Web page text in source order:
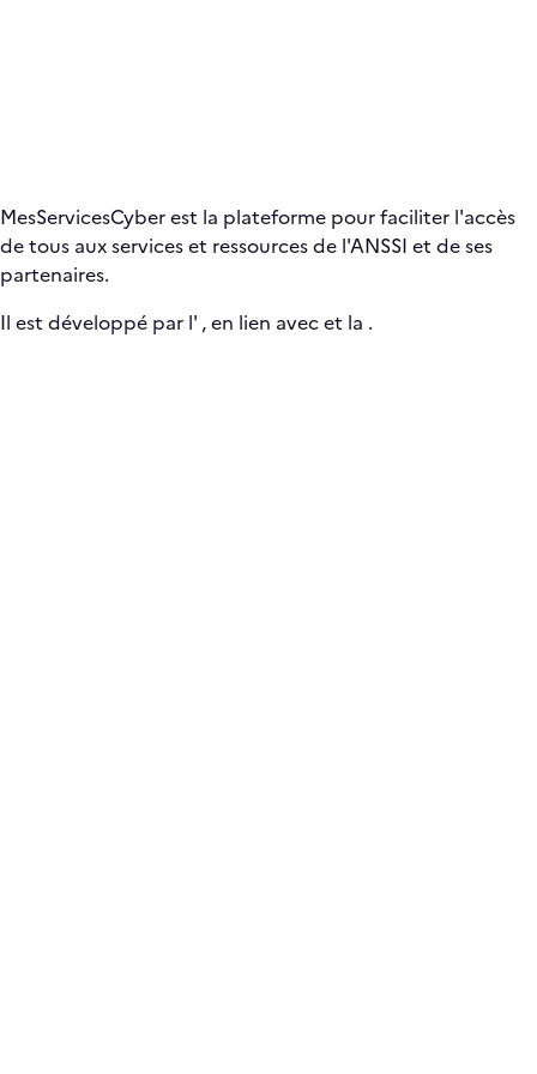
MesServicesCyber est la plateforme pour faciliter l'accès
de tous aux services et ressources de l'ANSSI et de ses
partenaires.
Il est développé par l' , en lien avecet la .